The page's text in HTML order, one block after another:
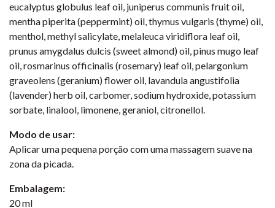
eucalyptus globulus leaf oil, juniperus communis fruit oil,
mentha piperita (peppermint) oil, thymus vulgaris (thyme) oil,
menthol, methyl salicylate, melaleuca viridiflora leaf oil,
prunus amygdalus dulcis (sweet almond) oil, pinus mugo leaf
oil, rosmarinus officinalis (rosemary) leaf oil, pelargonium
graveolens (geranium) flower oil, lavandula angustifolia
(lavender) herb oil, carbomer, sodium hydroxide, potassium
sorbate, linalool, limonene, geraniol, citronellol.
Modo de usar:
Aplicar uma pequena porção com uma massagem suave na
zona da picada.
Embalagem:
20 ml